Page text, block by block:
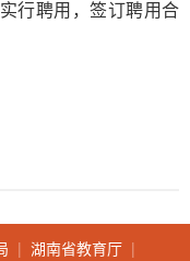
行聘用，签订聘用合
| 湖南省教育厅 |